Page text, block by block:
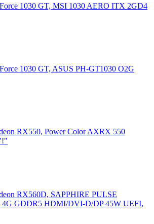
1030 GT, MSI 1030 AERO ITX 2GD4
1030 GT, ASUS PH-GT1030 O2G
RX550, Power Color AXRX 550
RX560D, SAPPHIRE PULSE
GDDR5 HDMI/DVI-D/DP 45W UEFI,